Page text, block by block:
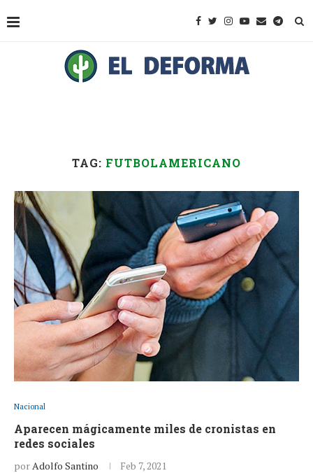
TAG: FUTBOLAMERICANO
Nacional
Aparecen mágicamente miles de cronistas en
redes sociales
porAdolfo Santino Feb 7, 2021